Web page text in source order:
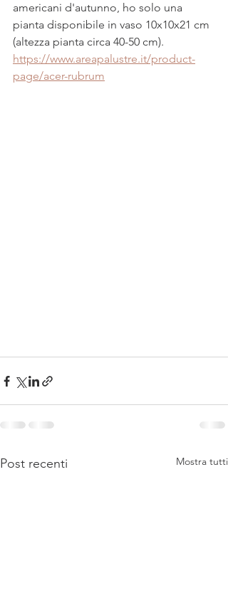
americani d'autunno, ho solo una
pianta disponibile in vaso 10x10x21 cm
(altezza pianta circa 40-50 cm).
https://www.areapalustre.it/product-
page/acer-rubrum
Post recenti Mostra tutti